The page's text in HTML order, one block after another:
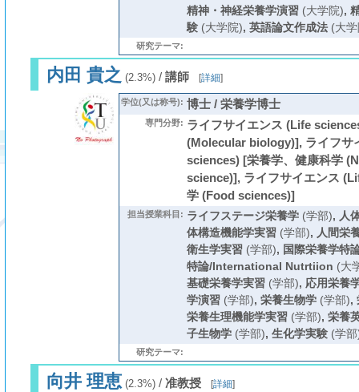
精神・神経栄養学演習(大学院),
験(大学院), 英語論文作成法(大学
研究テーマ:
内田 貴之 (2.3%)/ 講師 [詳細]
学位(又は称号): 博士 / 栄養学博士
専門分野: ライフサイエンス (Life
(Molecular biology)], ライフサ
sciences) [栄養学、健康科学
science)], ライフサイエンス
学 (Food sciences)]
担当授業科目: ライフステージ栄養学(学部), 人
体構造機能学実習(学部), 人間栄
衛生学実習(学部), 国際栄養学特
特論/International Nutrtiion (大
基礎栄養学実習(学部), 応用栄養
学演習(学部), 栄養生物学(学部),
栄養生理機能学実習(学部), 栄養
子生物学(学部), 生化学実験(学部
研究テーマ:
向井 理恵(2.3%)/ 准教授 [詳細]